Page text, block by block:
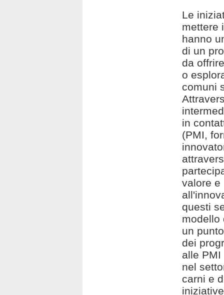
Le
mettere
hanno
di un
da
o
comuni
in
(PMI,
valore e
questi
modello
un
dei
alle
nel
carni e